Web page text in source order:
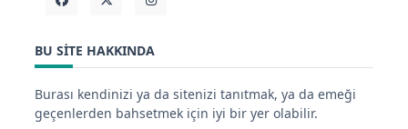
BU SITE HAKKINDA
Burası kendinizi ya da sitenizi tanıtmak, ya da emeği
geçenlerden bahsetmek için iyi bir yer olabilir.